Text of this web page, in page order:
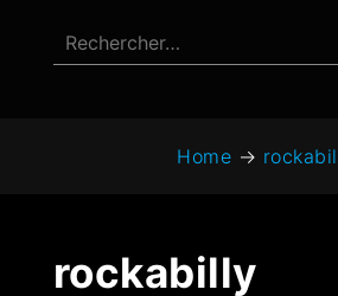
Home →
rockabilly